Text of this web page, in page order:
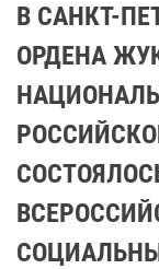
В САНКТ-
ОРДЕНА